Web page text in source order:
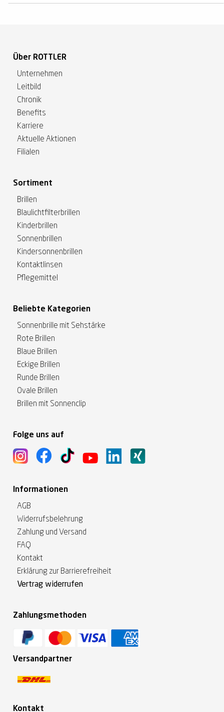
Über ROTTLER
Unternehmen
Leitbild
Chronik
Benefits
Karriere
Aktuelle Aktionen
Filialen
Sortiment
Brillen
Blaulichtfilterbrillen
Kinderbrillen
Sonnenbrillen
Kindersonnenbrillen
Kontaktlinsen
Pflegemittel
Beliebte Kategorien
Sonnenbrille mit Sehstärke
Rote Brillen
Blaue Brillen
Eckige Brillen
Runde Brillen
Ovale Brillen
Brillen mit Sonnenclip
Folge uns auf
Informationen
AGB
Widerrufsbelehrung
Zahlung und Versand
FAQ
Kontakt
Erklärung zur Barrierefreiheit
Vertrag widerrufen
Zahlungsmethoden
Versandpartner
Kontakt